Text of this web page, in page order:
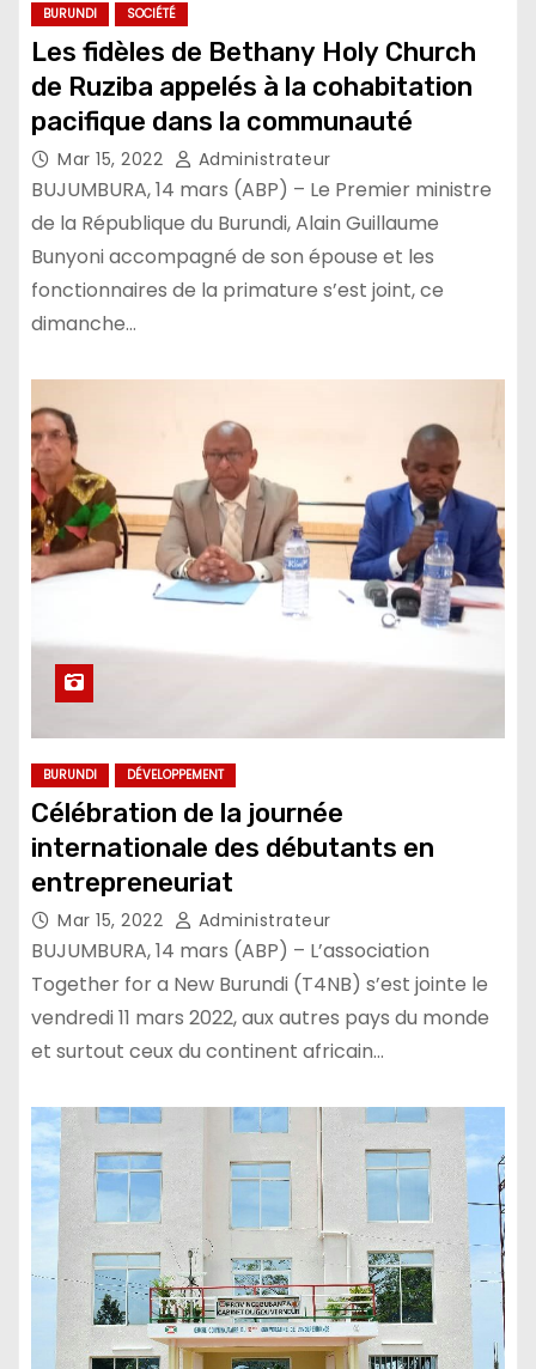
BURUNDI SOCIÉTÉ
Les fidèles de Bethany Holy Church
de Ruziba appelés à la cohabitation
pacifique dans la communauté
Mar 15, 2022 Administrateur
BUJUMBURA, 14 mars (ABP) – Le Premier ministre
de la République du Burundi, Alain Guillaume
Bunyoni accompagné de son épouse et les
fonctionnaires de la primature s’est joint, ce
dimanche…
BURUNDI DÉVELOPPEMENT
Célébration de la journée
internationale des débutants en
entrepreneuriat
Mar 15, 2022 Administrateur
BUJUMBURA, 14 mars (ABP) – L’association
Together for a New Burundi (T4NB) s’est jointe le
vendredi 11 mars 2022, aux autres pays du monde
et surtout ceux du continent africain…